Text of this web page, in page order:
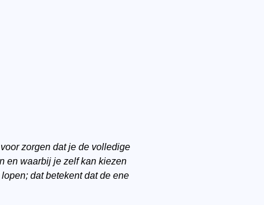
zorgen dat je de volledige
en waarbij je zelf kan kiezen
dat betekent dat de ene